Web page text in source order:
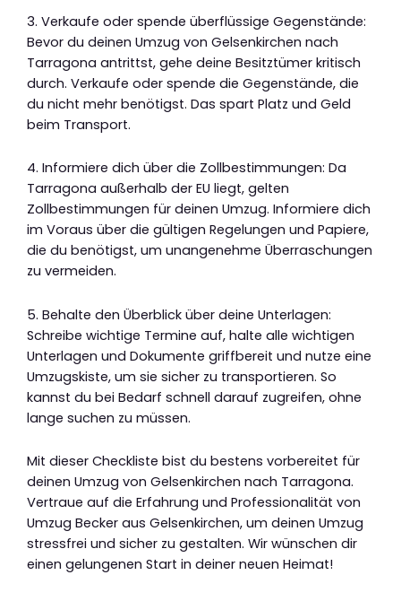
3. Verkaufe oder spende überflüssige Gegenstände:
Bevor du deinen Umzug von Gelsenkirchen nach
Tarragona antrittst, gehe deine Besitztümer kritisch
durch. Verkaufe oder spende die Gegenstände, die
du nicht mehr benötigst. Das spart Platz und Geld
beim Transport.
4. Informiere dich über die Zollbestimmungen: Da
Tarragona außerhalb der EU liegt, gelten
Zollbestimmungen für deinen Umzug. Informiere dich
im Voraus über die gültigen Regelungen und Papiere,
die du benötigst, um unangenehme Überraschungen
zu vermeiden.
5. Behalte den Überblick über deine Unterlagen:
Schreibe wichtige Termine auf, halte alle wichtigen
Unterlagen und Dokumente griffbereit und nutze eine
Umzugskiste, um sie sicher zu transportieren. So
kannst du bei Bedarf schnell darauf zugreifen, ohne
lange suchen zu müssen.
Mit dieser Checkliste bist du bestens vorbereitet für
deinen Umzug von Gelsenkirchen nach Tarragona.
Vertraue auf die Erfahrung und Professionalität von
Umzug Becker aus Gelsenkirchen, um deinen Umzug
stressfrei und sicher zu gestalten. Wir wünschen dir
einen gelungenen Start in deiner neuen Heimat!